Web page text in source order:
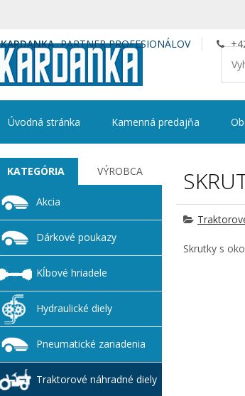
KARDANKA PARTNER PROFESIONÁLOV
Úvodná stránka Kamenná predajňa
Skrutky s
KATEGÓRIA VÝROBCA
Akcia
Dárkové poukazy
Kĺbové hriadele
Hydraulické diely
Pneumatické zariadenia
Traktorové náhradné diely